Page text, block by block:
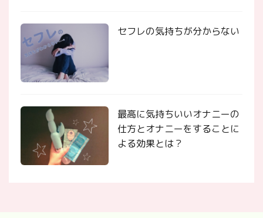
セフレの気持ちが分からない
最高に気持ちいいオナニーの
仕方とオナニーをすることに
よる効果とは？